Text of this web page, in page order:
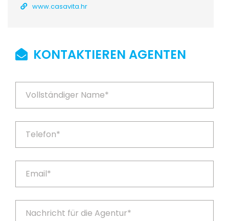
www.casavita.hr
KONTAKTIEREN AGENTEN